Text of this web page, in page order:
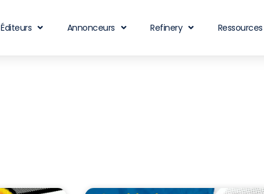
Éditeurs Annonceurs Refinery Ressources